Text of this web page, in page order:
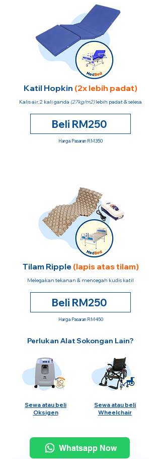
Katil Hopkin (2x lebih padat)
Kalis air, 2 kali ganda (27kg/m2)lebih padat & selesa
Beli RM250
Harga Pasaran RM350
Tilam Ripple (lapis atas tilam)
Melegakan tekanan & mencegah kudis katil
Beli RM250
Harga Pasaran RM450
Perlukan Alat Sokongan Lain?
Sewa atau beli
Oksigen
Sewa atau beli
Wheelchair
Whatsapp Now